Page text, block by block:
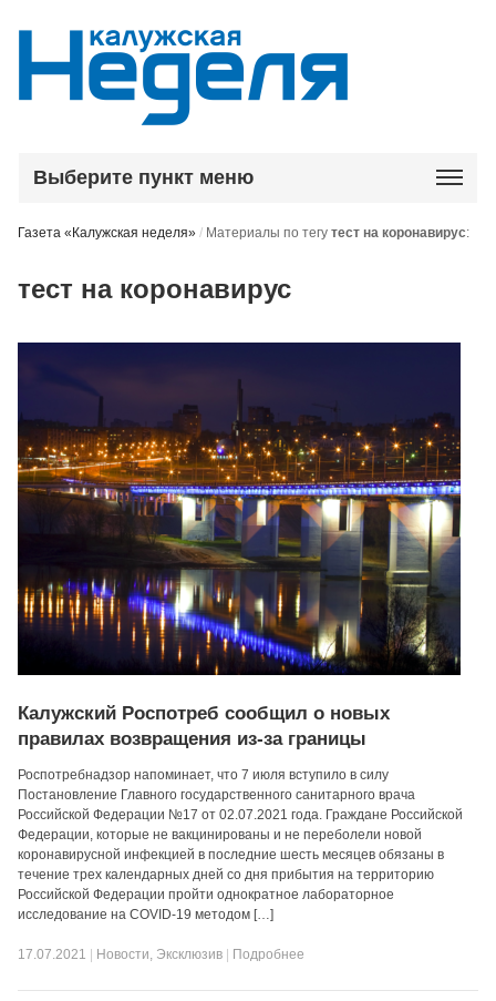
Выберите пункт меню
Газета «Калужская неделя» / Материалы по тегутест на коронавирус:
тест на коронавирус
Калужский Роспотреб сообщил о новых
правилах возвращения из-за границы
Роспотребнадзор напоминает, что 7 июля вступило в силу
Постановление Главного государственного санитарного врача
Российской Федерации №17 от 02.07.2021 года. Граждане Российской
Федерации, которые не вакцинированы и не переболели новой
коронавирусной инфекцией в последние шесть месяцев обязаны в
течение трех календарных дней со дня прибытия на территорию
Российской Федерации пройти однократное лабораторное
исследование на COVID-19 методом […]
17.07.2021 Новости, Эксклюзив Подробнее